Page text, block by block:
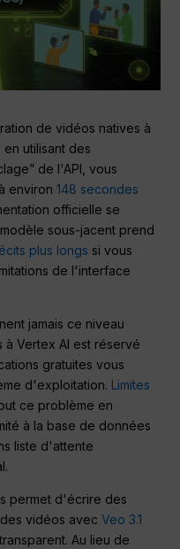
de vidéos natives à
en utilisant des
de l'API, vous
environ148 secondes
officielle se
modèle sous-jacent prend
plus longs si vous
de l'interface
jamais ce niveau
Vertex AI est réservé
gratuites vous
d'exploitation. Limites
ce problème en
à la base de données
liste d'attente
permet d'écrire des
vidéos avecVeo 3.1
Au lieu de